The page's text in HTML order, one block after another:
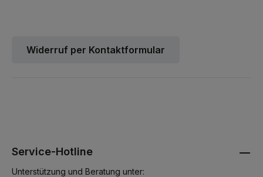
Widerruf per Kontaktformular
Service-Hotline
Unterstützung und Beratung unter: